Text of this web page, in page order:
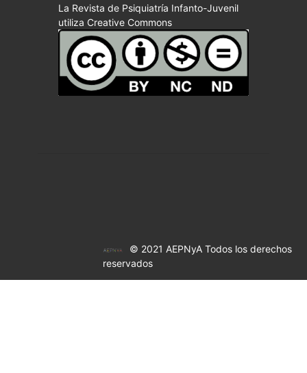
La Revista de Psiquiatría Infanto-Juvenil
utiliza Creative Commons
© 2021 AEPNyA Todos los derechos
reservados